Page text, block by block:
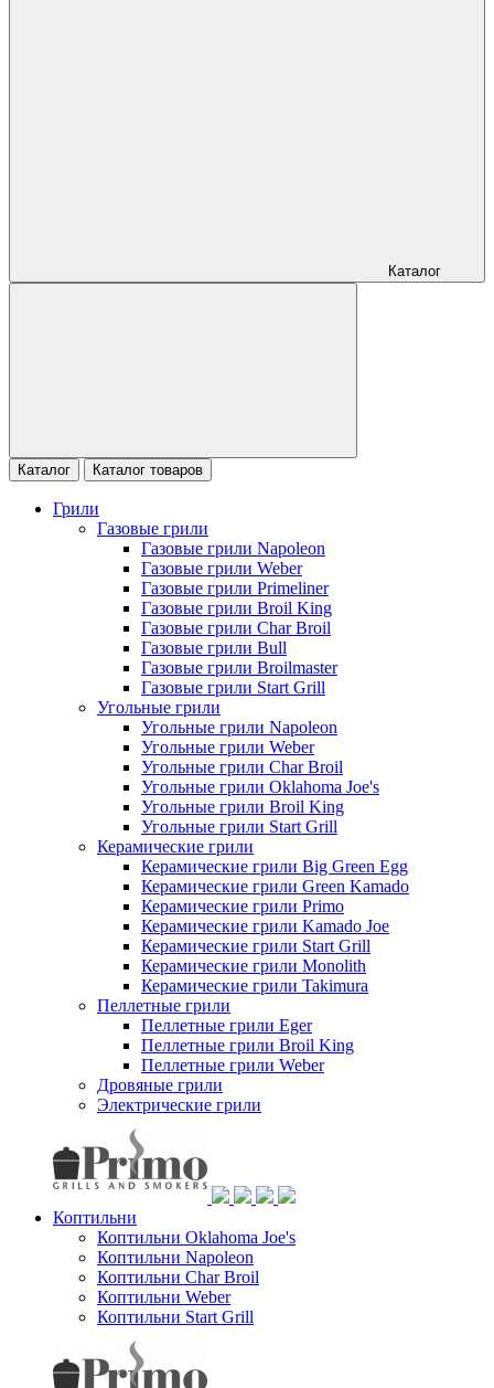
Каталог
Каталог Каталог товаров
Грили
Газовые грили
Газовые грили Napoleon
Газовые грили Weber
Газовые грили Primeliner
Газовые грили Broil King
Газовые грили Char Broil
Газовые грили Bull
Газовые грили Broilmaster
Газовые грили Start Grill
Угольные грили
Угольные грили Napoleon
Угольные грили Weber
Угольные грили Char Broil
Угольные грили Oklahoma Joe's
Угольные грили Broil King
Угольные грили Start Grill
Керамические грили
Керамические грили Big Green Egg
Керамические грили Green Kamado
Керамические грили Primo
Керамические грили Kamado Joe
Керамические грили Start Grill
Керамические грили Monolith
Керамические грили Takimura
Пеллетные грили
Пеллетные грили Eger
Пеллетные грили Broil King
Пеллетные грили Weber
Дровяные грили
Электрические грили
Коптильни
Коптильни Oklahoma Joe's
Коптильни Napoleon
Коптильни Char Broil
Коптильни Weber
Коптильни Start Grill